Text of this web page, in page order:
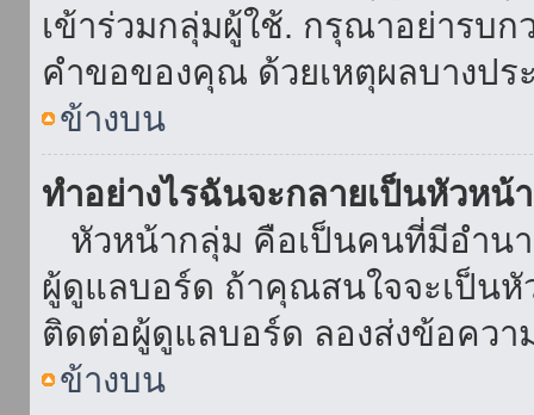
เข้าร่วมกลุ่มผู้ใช้. กรุณาอย่ารบก
คำขอของคุณ ด้วยเหตุผลบางปร
ข้างบน
ทำอย่างไรฉันจะกลายเป็นหัวหน้
หัวหน้ากลุ่ม คือเป็นคนที่มีอำนา
ผู้ดูแลบอร์ด ถ้าคุณสนใจจะเป็น
ติดต่อผู้ดูแลบอร์ด ลองส่งข้อคว
ข้างบน